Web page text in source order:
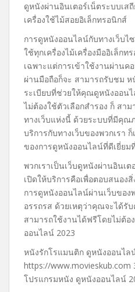
ดูหนังผ่านอินเตอร์เน็ตระบบเส
เครื่องใช้ไม้สอยอิเล็กทรอนิกส์
การดูหนังออนไลน์กับทางเว็บ
ใช้ทุกเครื่องไม้เครื่องมืออิเล็กท
เฉพาะแต่การเข้าใช้งานผ่าน
ผ่านมือถือก็จะ สามารถรับชม
ระเบียบที่ช่วยให้คุณดูหนังออน
ไม่ต้องใช้ตัวเลือกสำรอง ก็ สา
ทางเว็บแห่งนี้ ด้วยระบบที่มีคุณ
บริการกับทางเว็บของพวกเรา
ของการดูหนังออนไลน์ที่ดีเยี่ย
พวกเราเป็นเว็บดูหนังผ่านอินเ
เปิดให้บริการคือเพื่อตอบสนอง
การดูหนังออนไลน์ผ่านเว็บของ
อรรถรส ด้วยเหตุว่าคุณจะได้รั
สามารถใช้งานได้ฟรีโดยไม่ต้อ
ออนไลน์ 2023
หนังรักโรแมนติก ดูหนังออนไล
https://www.movieskub.com
โปรแกรมหนัง ดูหนังออนไลน์